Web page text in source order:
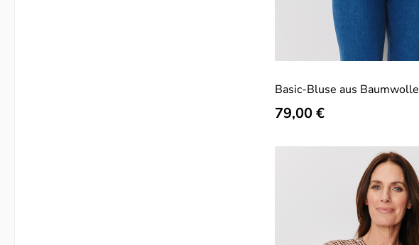
Basic-Bluse aus Baumwolle
Regulärer Preis:
79,00 €